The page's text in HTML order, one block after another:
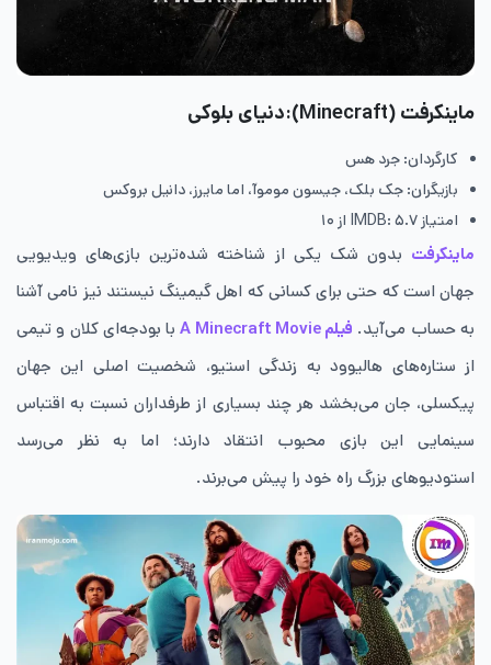
ماینکرفت (Minecraft):دنیای بلوکی
کارگردان: جرد هس
بازیگران: جک بلک، جیسون موموآ، اما مایرز، دانیل بروکس
امتیاز IMDB: ۵.۷ از ۱۰
ماینکرفت بدون شک یکی از شناخته‌ شده‌ترین بازی‌های ویدیویی
جهان است که حتی برای کسانی که اهل گیمینگ نیستند نیز نامی آشنا
به حساب می‌آید. فیلم A Minecraft Movie
با بودجه‌ای کلان و تیمی
از ستاره‌های هالیوود به زندگی استیو، شخصیت اصلی این جهان
پیکسلی، جان می‌بخشد هر چند بسیاری از طرفداران نسبت به اقتباس
سینمایی این بازی محبوب انتقاد دارند؛ اما به نظر می‌رسد
استودیوهای بزرگ راه خود را پیش می‌برند.